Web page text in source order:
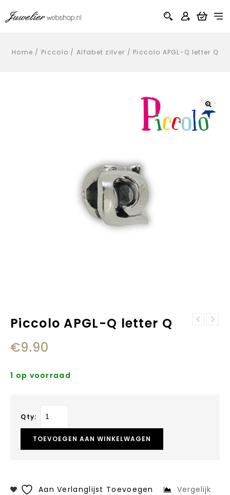
Home / Piccolo /Alfabet zilver / Piccolo APGL-Q letter Q
Piccolo APGL-Q letter Q
€9.90
1 op voorraad
Qty:
TOEVOEGEN AAN WINKELWAGEN
Aan Verlanglijst Toevoegen Vergelijk